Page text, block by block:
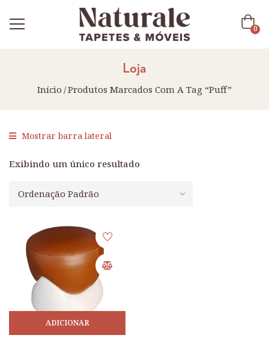
0
Loja
Início Produtos Marcados Com A Tag “puff”
Mostrar barra lateral
Exibindo um único resultado
ADICIONAR